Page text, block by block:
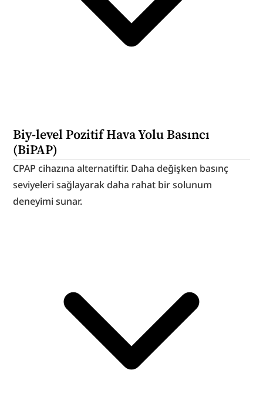
Biy-level Pozitif Hava Yolu Basıncı
(BiPAP)
CPAP cihazına alternatiftir. Daha değişken basınç
seviyeleri sağlayarak daha rahat bir solunum
deneyimi sunar.